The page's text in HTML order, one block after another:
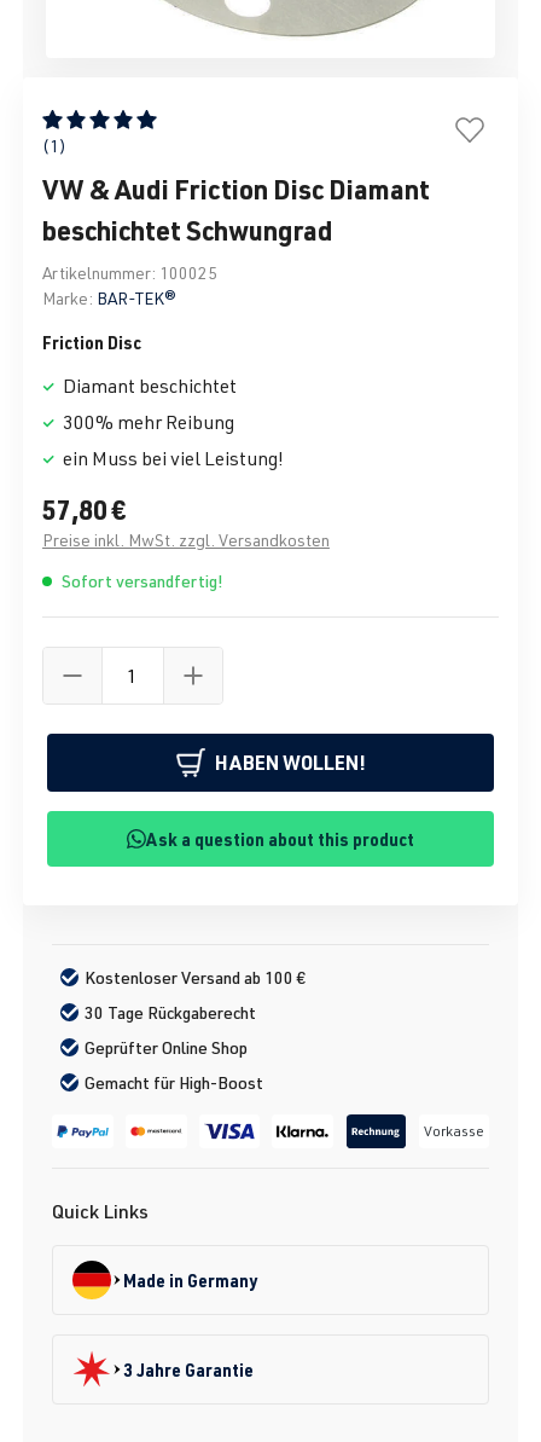
Durchschnittliche Bewertung von 5 von 5 Sternen
(1)
VW & Audi Friction Disc Diamant
beschichtet Schwungrad
Artikelnummer: 100025
Marke: BAR-TEK®
Friction Disc
Diamant beschichtet
300% mehr Reibung
ein Muss bei viel Leistung!
57,80 €
Preise inkl. MwSt. zzgl. Versandkosten
Sofort versandfertig!
HABEN WOLLEN!
Ask a question about this product
Kostenloser Versand ab 100 €
30 Tage Rückgaberecht
Geprüfter Online Shop
Gemacht für High-Boost
Vorkasse
Quick Links
Made in Germany
3 Jahre Garantie